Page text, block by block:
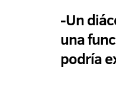
-Un
una
podría